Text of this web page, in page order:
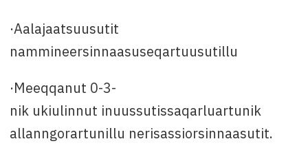
·Aalajaatsuusutit
nammineersinnaasuseqartuusutillu
·Meeqqanut 0-3-
nik ukiulinnut inuussutissaqarluartunik
allanngorartunillu nerisassiorsinnaasutit.